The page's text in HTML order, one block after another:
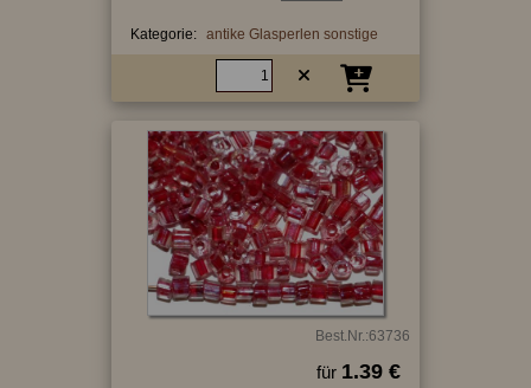
Kategorie: antike Glasperlen sonstige
Best.Nr.:63736
für 1.39 €